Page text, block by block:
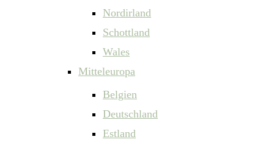
Nordirland
Schottland
Wales
Mitteleuropa
Belgien
Deutschland
Estland